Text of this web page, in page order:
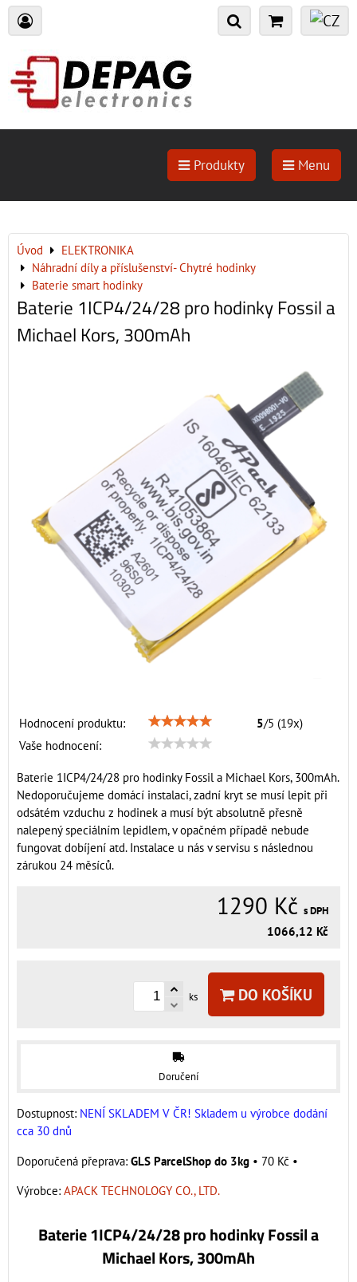
Produkty Menu
Úvod
ELEKTRONIKA
Náhradní díly a příslušenství- Chytré hodinky
Baterie smart hodinky
Baterie 1ICP4/24/28 pro hodinky Fossil a
Michael Kors, 300mAh
Hodnocení produktu: 5/5 (19x)
Vaše hodnocení:
Baterie 1ICP4/24/28 pro hodinky Fossil a Michael Kors, 300mAh.
Nedoporučujeme domácí instalaci, zadní kryt se musí lepit při
odsátém vzduchu z hodinek a musí být absolutně přesně
nalepený speciálním lepidlem, v opačném případě nebude
fungovat dobíjení atd. Instalace u nás v servisu s následnou
zárukou 24 měsíců.
1290 Kč s DPH
1066,12 Kč
ks DO KOŠÍKU
Doručení
Dostupnost: NENÍ SKLADEM V ČR! Skladem u výrobce dodání
cca 30 dnů
GLS ParcelShop do 3kg • 70 Kč •
Výrobce: APACK TECHNOLOGY CO., LTD.
Baterie 1ICP4/24/28 pro hodinky Fossil a
Michael Kors, 300mAh